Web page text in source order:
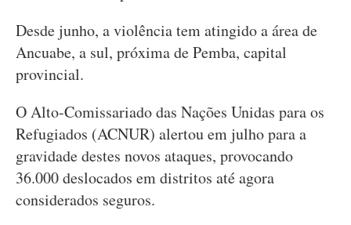
Desde junho, a violência tem atingido a área de
Ancuabe, a sul, próxima de Pemba, capital
provincial.
O Alto-Comissariado das Nações Unidas para os
Refugiados (ACNUR) alertou em julho para a
gravidade destes novos ataques, provocando
36.000 deslocados em distritos até agora
considerados seguros.